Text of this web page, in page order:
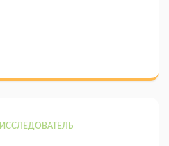
ИССЛЕДОВАТЕЛЬ